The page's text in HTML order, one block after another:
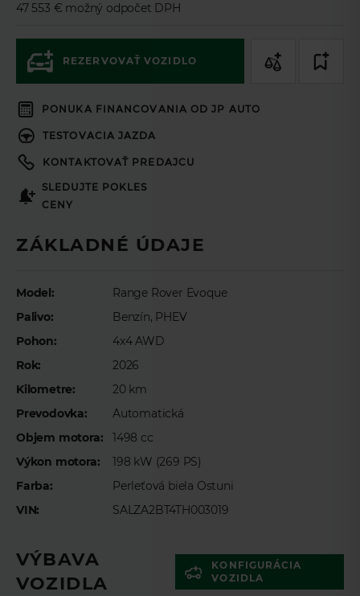
47 553 € možný odpočet DPH
REZERVOVAŤ VOZIDLO
PONUKA FINANCOVANIA OD JP AUTO
TESTOVACIA JAZDA
KONTAKTOVAŤ PREDAJCU
SLEDUJTE POKLES
CENY
Podnikateľ Spotrebiteľ
58 490€
Akontácia
Mesačná splátka *
Meno*
Priezvisko
E-mail*
Telefón
ZÁKLADNÉ ÚDAJE
Model:
Range Rover Evoque
Palivo:
Benzín, PHEV
Pohon:
4x4 AWD
Rok:
2026
Kilometre:
20 km
Prevodovka:
Automatická
Objem motora:
1498 cc
Výkon motora:
198 kW (269 PS)
Farba:
Perleťová biela Ostuni
VIN:
SALZA2BT4TH003019
VÝBAVA
VOZIDLA
KONFIGURÁCIA
VOZIDLA